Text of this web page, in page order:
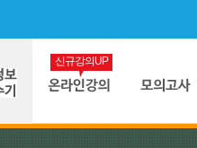
신규강의UP